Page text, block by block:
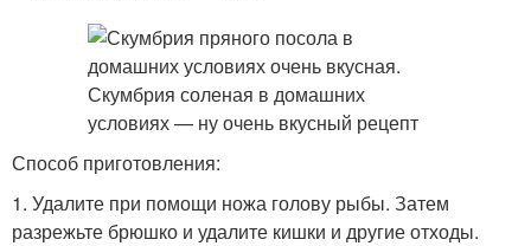
Способ приготовления:
1. Удалите при помощи ножа голову рыбы. Затем
разрежьте брюшко и удалите кишки и другие отходы.